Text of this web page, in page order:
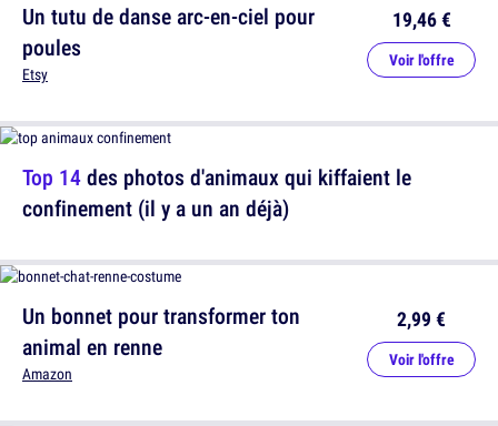
Un tutu de danse arc-en-ciel pour
poules
Etsy
19,46 €
Voir l'offre
Un bonnet pour transformer ton
animal en renne
Amazon
2,99 €
Voir l'offre
Top 14des photos d'animaux qui kiffaient le
confinement (il y a un an déjà)